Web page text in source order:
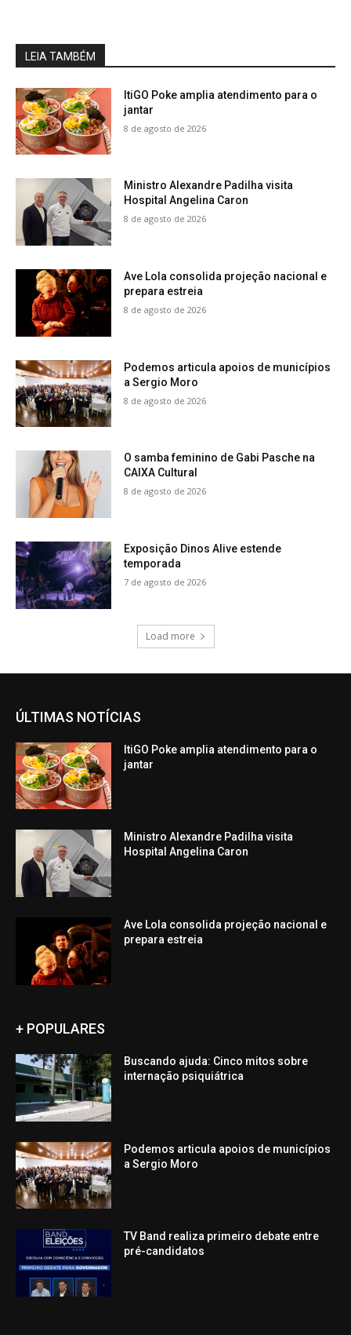
LEIA TAMBÉM
ItiGO Poke amplia atendimento para o
jantar
8 de agosto de 2026
Ministro Alexandre Padilha visita
Hospital Angelina Caron
8 de agosto de 2026
Ave Lola consolida projeção nacional e
prepara estreia
8 de agosto de 2026
Podemos articula apoios de municípios
a Sergio Moro
8 de agosto de 2026
O samba feminino de Gabi Pasche na
CAIXA Cultural
8 de agosto de 2026
Exposição Dinos Alive estende
temporada
7 de agosto de 2026
Load more
ÚLTIMAS NOTÍCIAS
ItiGO Poke amplia atendimento para o
jantar
Ministro Alexandre Padilha visita
Hospital Angelina Caron
Ave Lola consolida projeção nacional e
prepara estreia
+ POPULARES
Buscando ajuda: Cinco mitos sobre
internação psiquiátrica
Podemos articula apoios de municípios
a Sergio Moro
TV Band realiza primeiro debate entre
pré-candidatos